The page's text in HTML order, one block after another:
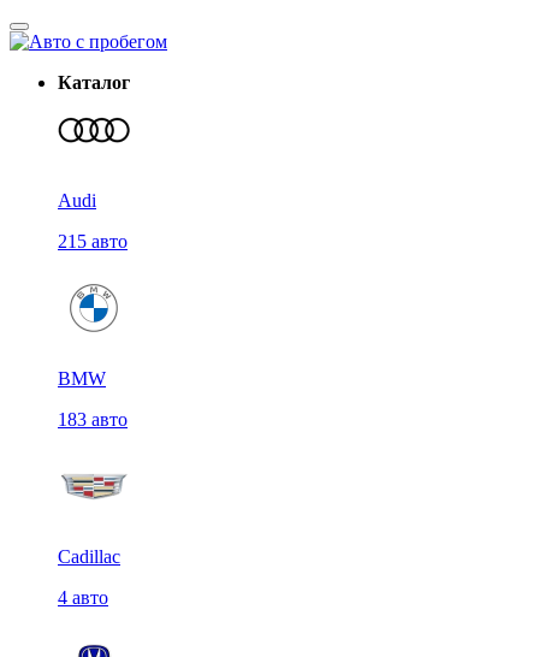
Каталог
Audi
215 авто
BMW
183 авто
Cadillac
4 авто